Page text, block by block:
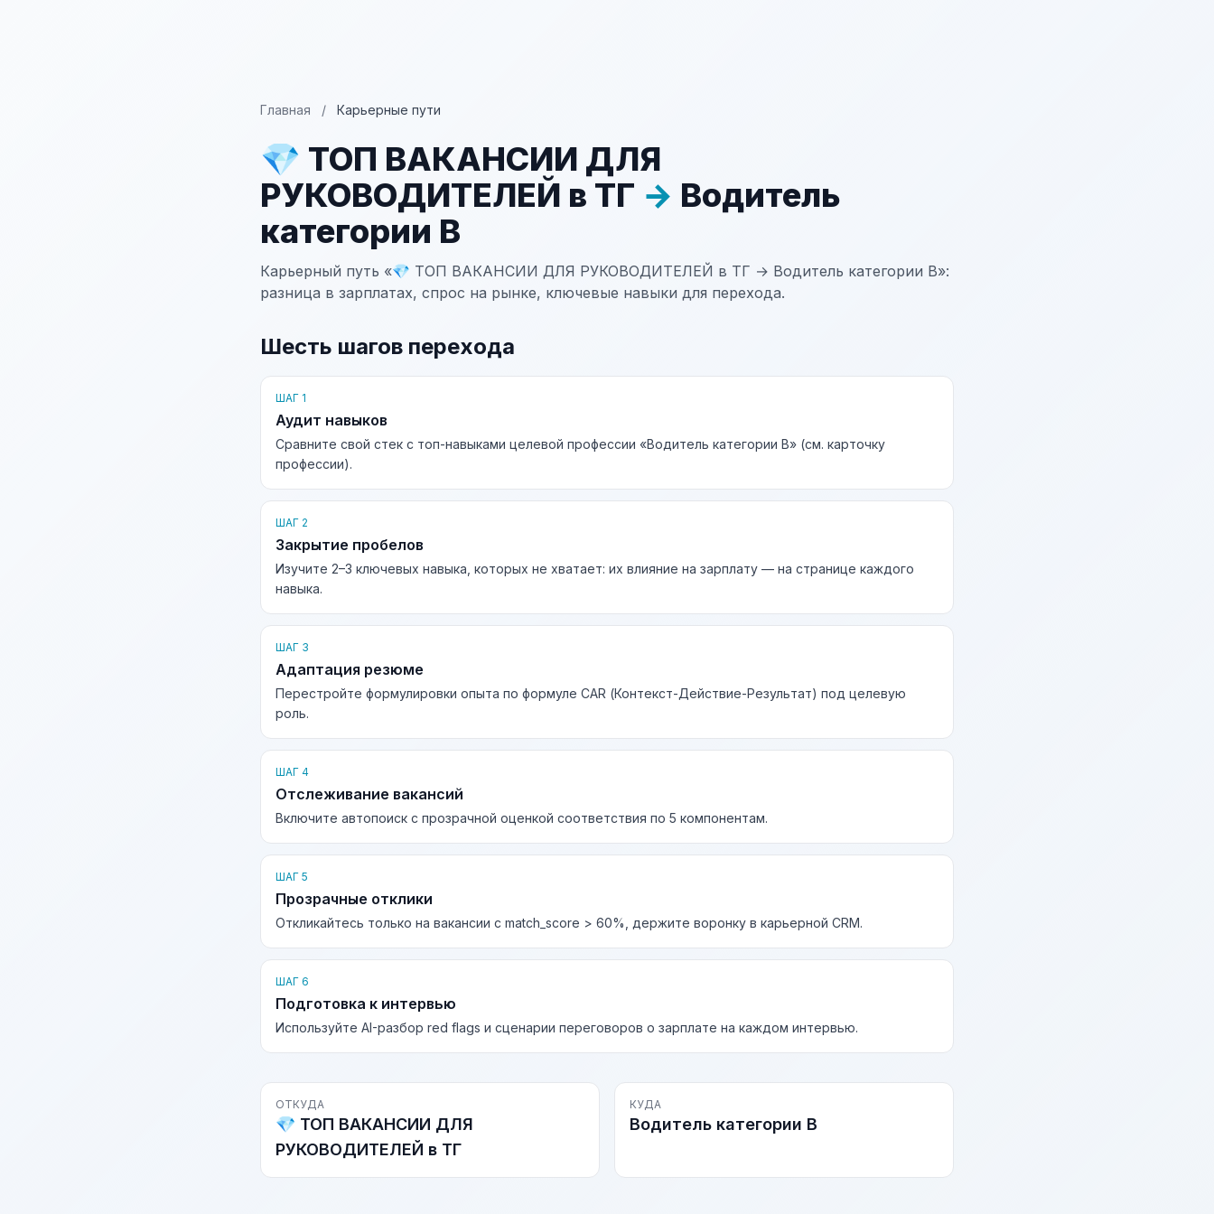
Главная / Карьерные пути
💎 ТОП ВАКАНСИИ ДЛЯ
РУКОВОДИТЕЛЕЙ в ТГ → Водитель
категории В
Карьерный путь «💎 ТОП ВАКАНСИИ ДЛЯ РУКОВОДИТЕЛЕЙ в ТГ → Водитель категории В»:
разница в зарплатах, спрос на рынке, ключевые навыки для перехода.
Шесть шагов перехода
ШАГ 1
Аудит навыков
Сравните свой стек с топ-навыками целевой профессии «Водитель категории В» (см. карточку
профессии).
ШАГ 2
Закрытие пробелов
Изучите 2–3 ключевых навыка, которых не хватает: их влияние на зарплату — на странице каждого
навыка.
ШАГ 3
Адаптация резюме
Перестройте формулировки опыта по формуле CAR (Контекст-Действие-Результат) под целевую
роль.
ШАГ 4
Отслеживание вакансий
Включите автопоиск с прозрачной оценкой соответствия по 5 компонентам.
ШАГ 5
Прозрачные отклики
Откликайтесь только на вакансии с match_score > 60%, держите воронку в карьерной CRM.
ШАГ 6
Подготовка к интервью
Используйте AI-разбор red flags и сценарии переговоров о зарплате на каждом интервью.
ОТКУДА
💎 ТОП ВАКАНСИИ ДЛЯ
РУКОВОДИТЕЛЕЙ в ТГ
КУДА
Водитель категории В